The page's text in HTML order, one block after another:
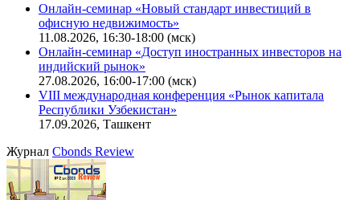
Онлайн-семинар «Новый стандарт инвестиций в
офисную недвижимость»
11.08.2026, 16:30-18:00 (мск)
Онлайн-семинар «Доступ иностранных инвесторов на
индийский рынок»
27.08.2026, 16:00-17:00 (мск)
VIII международная конференция «Рынок капитала
Республики Узбекистан»
17.09.2026, Ташкент
Журнал Cbonds Review